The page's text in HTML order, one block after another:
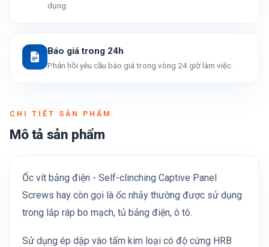
dụng.
Báo giá trong 24h
Phản hồi yêu cầu báo giá trong vòng 24 giờ làm việc.
CHI TIẾT SẢN PHẨM
Mô tả sản phẩm
Ốc vít bảng điện - Self-clinching Captive Panel
Screws hay còn gọi là ốc nhảy thường được sử dụng
trong lắp ráp bo mạch, tủ bảng điện, ô tô.
Sử dụng ép dập vào tấm kim loại có độ cứng HRB